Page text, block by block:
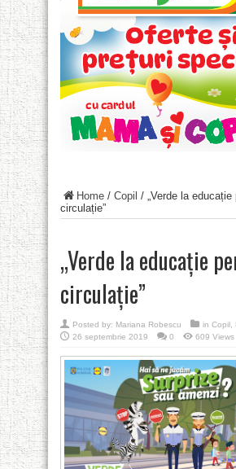
Home / Copil / „Verde la educație
circulație”
„Verde la educație
circulație”
Posted by: Mariana Robescu in Copil
26 septembrie 2019
0 609 Views